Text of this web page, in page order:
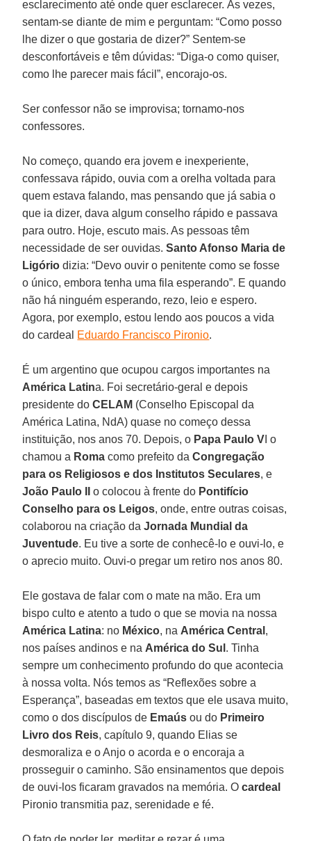
esclarecimento até onde quer esclarecer. Às vezes,
sentam-se diante de mim e perguntam: “Como posso
lhe dizer o que gostaria de dizer?” Sentem-se
desconfortáveis e têm dúvidas: “Diga-o como quiser,
como lhe parecer mais fácil”, encorajo-os.
Ser confessor não se improvisa; tornamo-nos
confessores.
No começo, quando era jovem e inexperiente,
confessava rápido, ouvia com a orelha voltada para
quem estava falando, mas pensando que já sabia o
que ia dizer, dava algum conselho rápido e passava
para outro. Hoje, escuto mais. As pessoas têm
necessidade de ser ouvidas.Santo Afonso Maria de
Ligório dizia: “Devo ouvir o penitente como se fosse
o único, embora tenha uma fila esperando”. E quando
não há ninguém esperando, rezo, leio e espero.
Agora, por exemplo, estou lendo aos poucos a vida
do cardeal Eduardo Francisco Pironio.
É um argentino que ocupou cargos importantes na
América Latina. Foi secretário-geral e depois
presidente doCELAM (Conselho Episcopal da
América Latina, NdA) quase no começo dessa
instituição, nos anos 70. Depois, o Papa Paulo V I o
chamou a Roma como prefeito daCongregação
para os Religiosos e dos Institutos Seculares, e
João Paulo II
o colocou à frente do Pontifício
Conselho para os Leigos, onde, entre outras coisas,
colaborou na criação daJornada Mundial da
Juventude. Eu tive a sorte de conhecê-lo e ouvi-lo, e
o aprecio muito. Ouvi-o pregar um retiro nos anos 80.
Ele gostava de falar com o mate na mão. Era um
bispo culto e atento a tudo o que se movia na nossa
América Latina: no México, na América Central ,
nos países andinos e na América do Sul . Tinha
sempre um conhecimento profundo do que acontecia
à nossa volta. Nós temos as “Reflexões sobre a
Esperança”, baseadas em textos que ele usava muito,
como o dos discípulos de Emaús ou do Primeiro
Livro dos Reis, capítulo 9, quando Elias se
desmoraliza e o Anjo o acorda e o encoraja a
prosseguir o caminho. São ensinamentos que depois
de ouvi-los ficaram gravados na memória. Ocardeal
Pironio transmitia paz, serenidade e fé.